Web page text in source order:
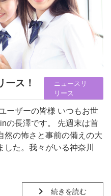
ース！
ニュースリ
リース
ーザーの皆様 いつもお世
の長澤です。 先週末は首
然の怖さと事前の備えの大
た。我々がいる神奈川
続きを読む